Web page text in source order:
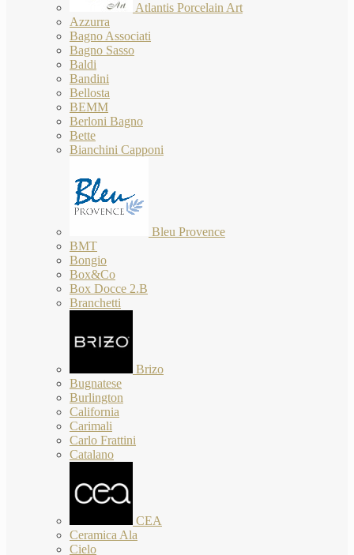
Atlantis Porcelain Art
Azzurra
Bagno Associati
Bagno Sasso
Baldi
Bandini
Bellosta
BEMM
Berloni Bagno
Bette
Bianchini Capponi
Bleu Provence
BMT
Bongio
Box&Co
Box Docce 2.B
Branchetti
Brizo
Bugnatese
Burlington
California
Carimali
Carlo Frattini
Catalano
CEA
Ceramica Ala
Cielo